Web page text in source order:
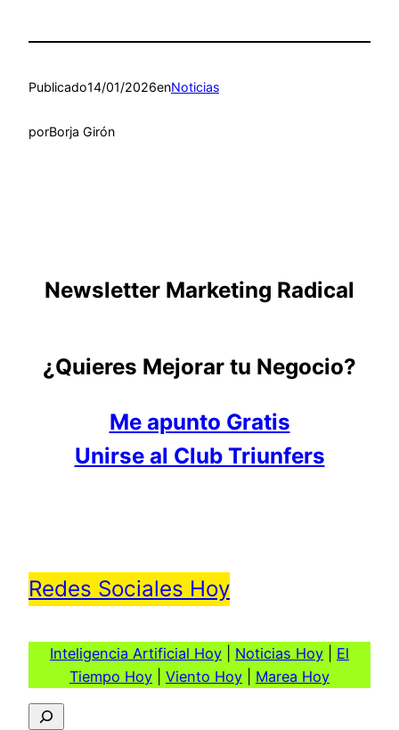
Publicado14/01/2026enNoticias
porBorja Girón
Newsletter Marketing Radical
¿Quieres Mejorar tu Negocio?
Me apunto Gratis
Unirse al Club Triunfers
Redes Sociales Hoy
Inteligencia Artificial Hoy Noticias Hoy
El
Tiempo Hoy
Viento Hoy Marea Hoy
Buscar